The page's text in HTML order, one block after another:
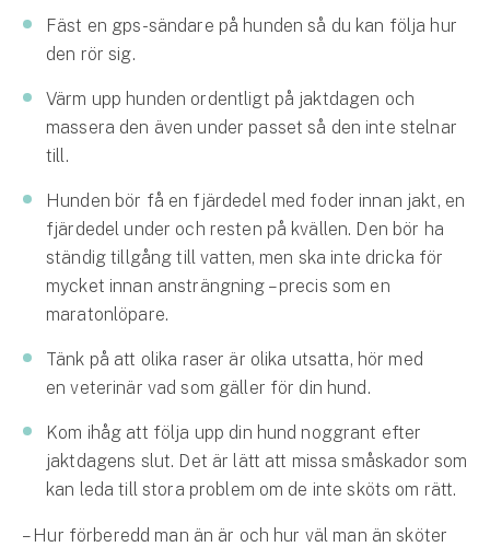
Fäst en gps-sändare på hunden så du kan följa hur
den rör sig.
Värm upp hunden ordentligt på jaktdagen och
massera den även under passet så den inte stelnar
till.
Hunden bör få en fjärdedel med foder innan jakt, en
fjärdedel under och resten på kvällen. Den bör ha
ständig tillgång till vatten, men ska inte dricka för
mycket innan ansträngning – precis som en
maratonlöpare.
Tänk på att olika raser är olika utsatta, hör med
en veterinär vad som gäller för din hund.
Kom ihåg att följa upp din hund noggrant efter
jaktdagens slut. Det är lätt att missa småskador som
kan leda till stora problem om de inte sköts om rätt.
– Hur förberedd man än är och hur väl man än sköter